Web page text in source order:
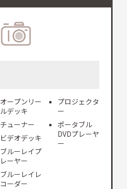
オープンリー
ルデッキ
チューナー
ビデオデッキ
ブルーレイプ
レーヤー
ブルーレイレ
コーダー
プロジェクタ
ー
ポータブル
DVDプレーヤ
ー